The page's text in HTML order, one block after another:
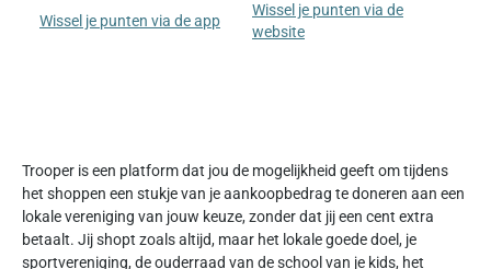
Wissel je punten via de app
Wissel je punten via de
website
Trooper is een platform dat jou de mogelijkheid geeft om tijdens
het shoppen een stukje van je aankoopbedrag te doneren aan een
lokale vereniging van jouw keuze, zonder dat jij een cent extra
betaalt. Jij shopt zoals altijd, maar het lokale goede doel, je
sportvereniging, de ouderraad van de school van je kids, het